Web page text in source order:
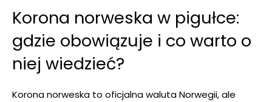
Korona norweska w pigułce:
gdzie obowiązuje i co warto o
niej wiedzieć?
Korona norweska to oficjalna waluta Norwegii, ale